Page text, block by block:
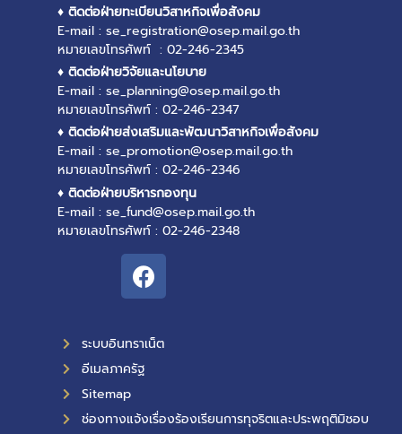
♦ ติดต่อฝ่ายทะเบียนวิสาหกิจเพื่อสังคม
E-mail : se_registration@osep.mail.go.th
หมายเลขโทรศัพท์ : 02-246-2345
♦ ติดต่อฝ่ายวิจัยและนโยบาย
E-mail : se_planning@osep.mail.go.th
หมายเลขโทรศัพท์ : 02-246-2347
♦ ติดต่อฝ่ายส่งเสริมและพัฒนาวิสาหกิจเพื่อสังคม
E-mail : se_promotion@osep.mail.go.th
หมายเลขโทรศัพท์ : 02-246-2346
♦ ติดต่อฝ่ายบริหารกองทุน
E-mail : se_fund@osep.mail.go.th
หมายเลขโทรศัพท์ : 02-246-2348
ระบบอินทราเน็ต
อีเมลภาครัฐ
Sitemap
ช่องทางแจ้งเรื่องร้องเรียนการทุจริตและประพฤติมิชอบ